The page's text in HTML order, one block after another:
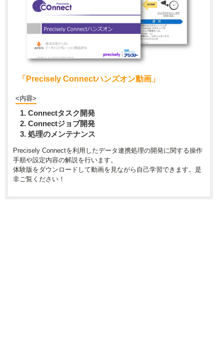
「Precisely Connectハンズオン動画」
<内容>
Connectタスク開発
Connectジョブ開発
処理のメンテナンス
Precisely Connectを利用したデータ連携処理の開発に関する操作
手順や設定内容の解説を行います。
体験版をダウンロードして動画を見ながら自己学習できます。是
非ご覧ください！